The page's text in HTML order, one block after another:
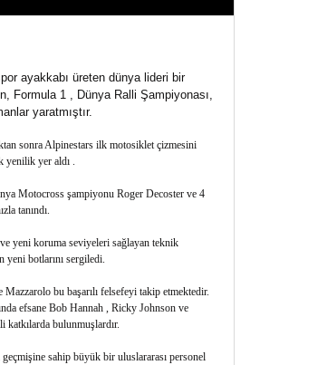
ayakkabı üreten dünya lideri bir
Formula 1 , Dünya Ralli Şampiyonası,
yaratmıştır.
sonra Alpinestars ilk motosiklet çizmesini
yenilik yer aldı .
Motocross şampiyonu Roger Decoster ve 4
tanındı.
yeni koruma seviyeleri sağlayan teknik
botlarını sergiledi.
bu başarılı felsefeyi takip etmektedir.
efsane Bob Hannah , Ricky Johnson ve
bulunmuşlardır.
sahip büyük bir uluslararası personel